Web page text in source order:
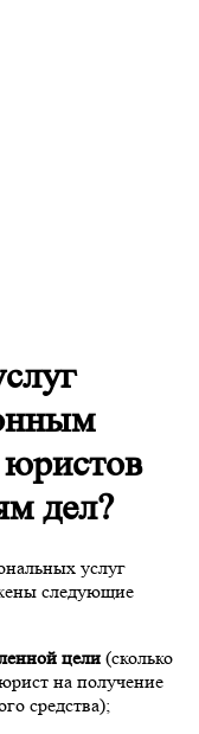
дел?
услуг
следующие
цели (сколько
на получение
средства);